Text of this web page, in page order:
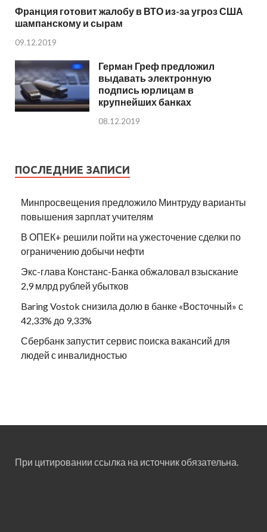
Франция готовит жалобу в ВТО из-за угроз США
шампанскому и сырам
09.12.2019
Герман Греф предложил
выдавать электронную
подпись юрлицам в
крупнейших банках
08.12.2019
ПОСЛЕДНИЕ ЗАПИСИ
Минпросвещения предложило Минтруду варианты
повышения зарплат учителям
В ОПЕК+ решили пойти на ужесточение сделки по
ограничению добычи нефти
Экс-глава Констанс-Банка обжаловал взыскание
2,9 млрд рублей убытков
Baring Vostok снизила долю в банке «Восточный» с
42,33% до 9,33%
Сбербанк запустит сервис поиска вакансий для
людей с инвалидностью
При цитировании ссылка на источник обязательна.